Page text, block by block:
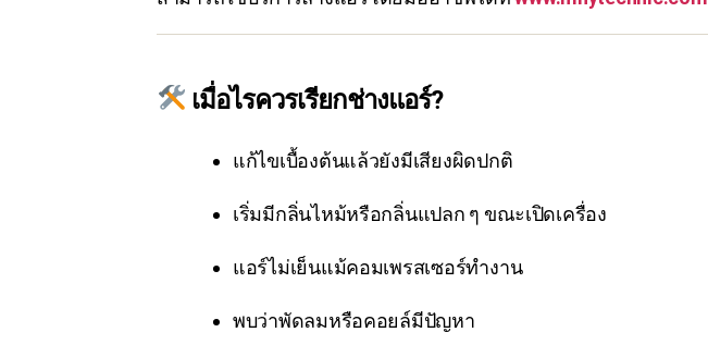
เมื่อไรควรเรียกช่างแอร์?
แก้ไขเบื้องต้นแล้วยังมีเสียงผิดปกติ
เริ่มมีกลิ่นไหม้หรือกลิ่นแปลก ๆ ขณะเปิดเครื่อง
แอร์ไม่เย็นแม้คอมเพรสเซอร์ทำงาน
พบว่าพัดลมหรือคอยล์มีปัญหา